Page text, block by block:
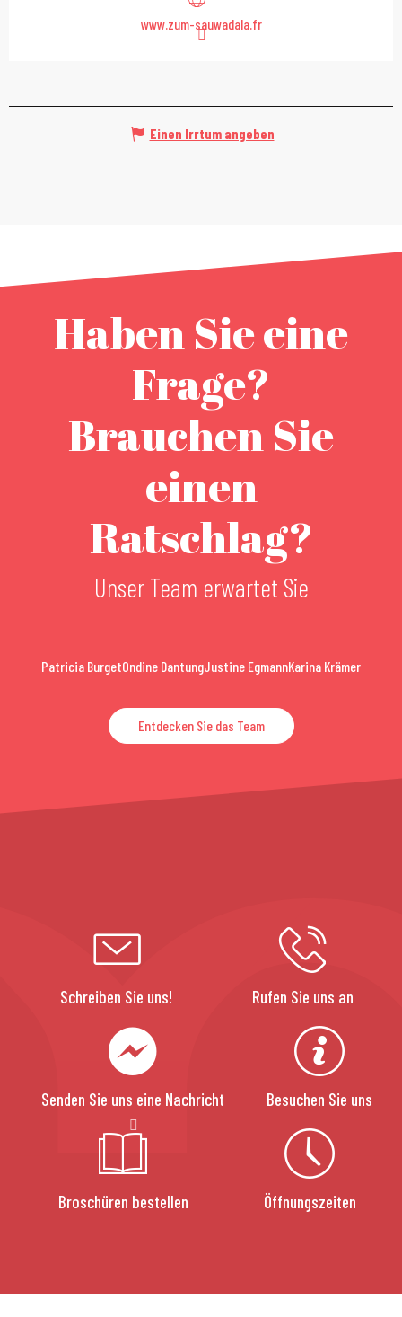
www.zum-sauwadala.fr
Einen Irrtum angeben
Haben Sie eine
Frage?
Brauchen Sie
einen
Ratschlag?
Unser Team erwartet Sie
Patricia BurgetOndine DantungJustine EgmannKarina Krämer
Entdecken Sie das Team
Schreiben Sie uns! Rufen Sie uns an
Senden Sie uns eine Nachricht Besuchen Sie uns
Broschüren bestellen Öffnungszeiten